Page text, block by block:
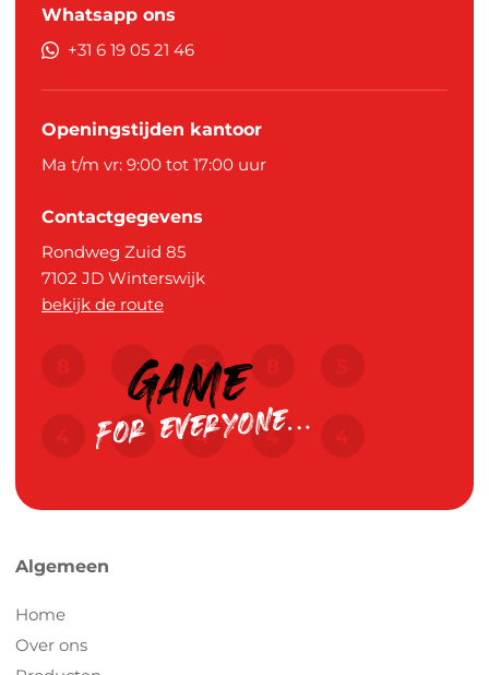
Whatsapp ons
+31 6 19 05 21 46
Openingstijden kantoor
Ma t/m vr: 9:00 tot 17:00 uur
Contactgegevens
Rondweg Zuid 85
7102 JD Winterswijk
bekijk de route
Algemeen
Home
Over ons